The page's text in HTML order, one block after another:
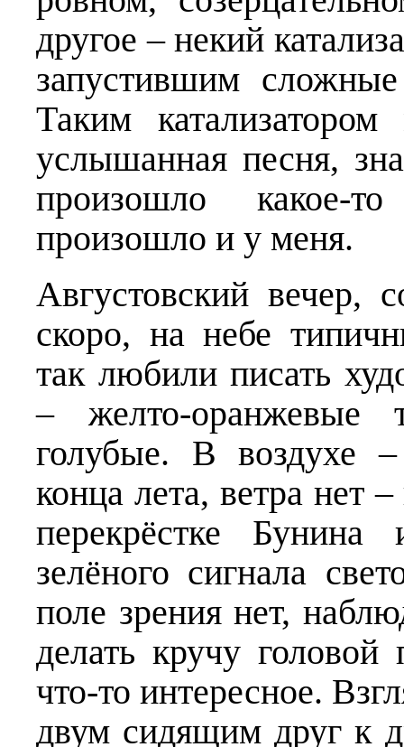
другое – некий
запустившим
Таким
услышанная песня,
произошло какое-
произошло и у меня.
Августовский
скоро, на небе
так любили писать
– желто-оранжевые
голубые. В воздухе
конца лета, ветра нет
перекрёстке
зелёного сигнала
поле зрения нет,
делать кручу
что-то интересное.
двум сидящим друг к